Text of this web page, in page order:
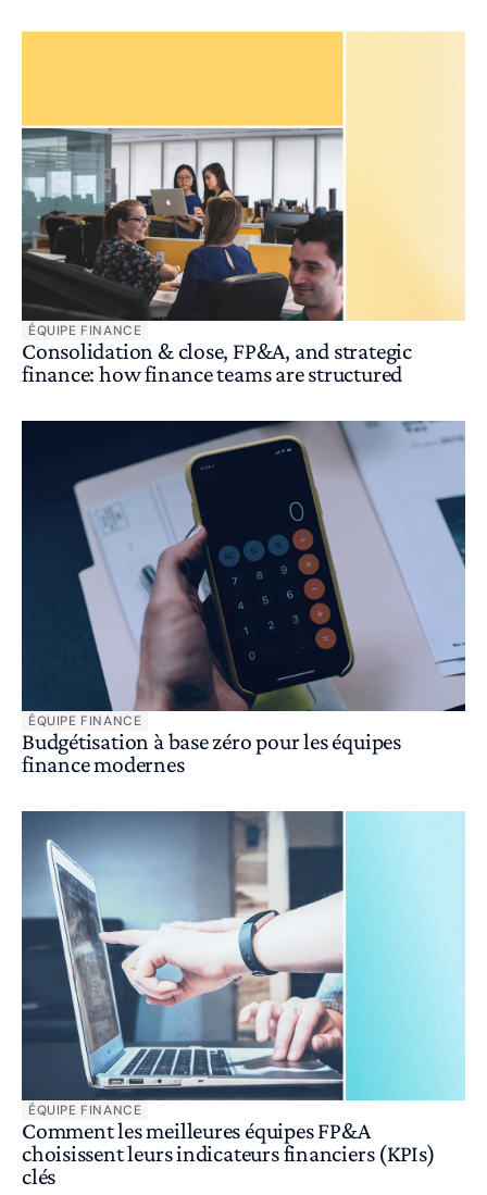
ÉQUIPE FINANCE
Consolidation & close, FP&A, and strategic
finance: how finance teams are structured
ÉQUIPE FINANCE
Budgétisation à base zéro pour les équipes
finance modernes
ÉQUIPE FINANCE
Comment les meilleures équipes FP&A
choisissent leurs indicateurs financiers (KPIs)
clés